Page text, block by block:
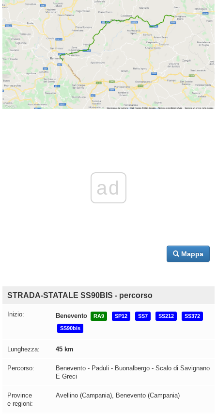
ad
Mappa
STRADA-STATALE SS90BIS - percorso
Inizio: Benevento RA9 SP12 SS7 SS212 SS372
SS90bis
Lunghezza: 45 km
Percorso:
Benevento - Paduli - Buonalbergo - Scalo di Savignano
E Greci
Province
e regioni:
Avellino (Campania), Benevento (Campania)